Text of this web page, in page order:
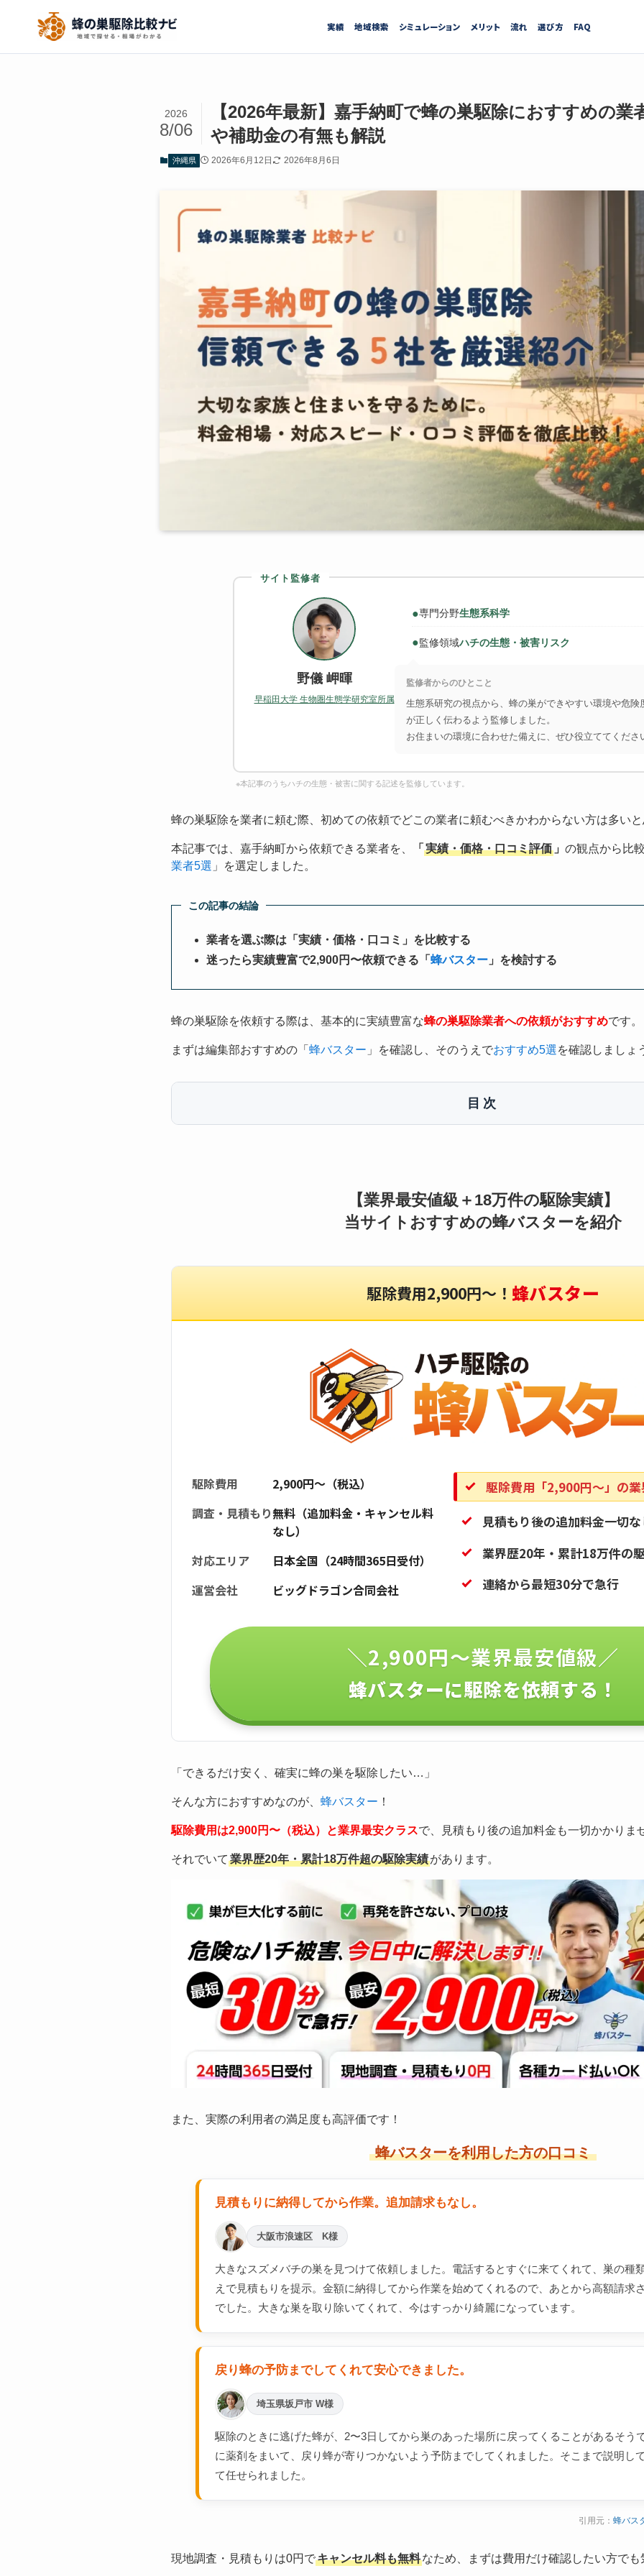
実績 地域検索 シミュレーション メリット 流れ 選び方 FAQ
【2026年最新】嘉手納町で蜂の巣駆除におすすめの業
や補助金の有無も解説
2026
8/06
沖縄県 2026年6月12日 2026年8月6日
サイト監修者
野儀 岬暉
早稲田大学 生物圏生態学研究室所属
●専門分野生態系科学
●監修領域ハチの生態・被害リスク
監修者からのひとこと
生態系研究の視点から、蜂の巣ができやすい環境や危険
が正しく伝わるよう監修しました。
お住まいの環境に合わせた備えに、ぜひ役立ててくださ
※本記事のうちハチの生態・被害に関する記述を監修しています。
蜂の巣駆除を業者に頼む際、初めての依頼でどこの業者に頼むべきかわからない方は多い
本記事では、嘉手納町から依頼できる業者を、 「 実績・価格・口コミ評価 」 の観点から比
業者5選 」を選定しました。
この記事の結論
業者を選ぶ際は「実績・価格・口コミ」を比較する
迷ったら実績豊富で2,900円〜依頼できる「 蜂バスター 」を検討する
蜂の巣駆除を依頼する際は、基本的に実績豊富な蜂の巣駆除業者への依頼がおすすめです。
まずは編集部おすすめの「 蜂バスター 」を確認し、そのうえでおすすめ5選を確認しましょ
目次
【業界最安値級＋18万件の駆除実績】
当サイトおすすめの蜂バスターを紹介
駆除費用2,900円〜！ 蜂バスター
駆除費用
2,900円〜（税込）
調査・見積もり無料（追加料金・キャンセル料
なし）
対応エリア
日本全国（24時間365日受付）
運営会社
ビッグドラゴン合同会社
駆除費用「2,900円〜」の
見積もり後の追加料金一切
業界歴20年・累計18万件の
連絡から最短30分で急行
＼2,900円〜業界最安値級／
蜂バスターに駆除を依頼する！
「できるだけ安く、確実に蜂の巣を駆除したい…」
そんな方におすすめなのが、 蜂バスター ！
駆除費用は2,900円〜（税込）と業界最安クラスで、見積もり後の追加料金も一切かかりま
それでいて 業界歴20年・累計18万件超の駆除実績があります。
また、実際の利用者の満足度も高評価です！
蜂バスターを利用した方の口コミ
見積もりに納得してから作業。追加請求もなし。
大阪市浪速区 K様
大きなスズメバチの巣を見つけて依頼しました。電話するとすぐに来てくれて、巣の種
えで見積もりを提示。金額に納得してから作業を始めてくれるので、あとから高額請求
でした。大きな巣を取り除いてくれて、今はすっかり綺麗になっています。
戻り蜂の予防までしてくれて安心できました。
埼玉県坂戸市 W様
駆除のときに逃げた蜂が、2〜3日してから巣のあった場所に戻ってくることがあるそう
に薬剤をまいて、戻り蜂が寄りつかないよう予防までしてくれました。そこまで説明し
て任せられました。
引用元： 蜂バス
現地調査・見積もりは0円でキャンセル料も無料なため、まずは費用だけ確認したい方で